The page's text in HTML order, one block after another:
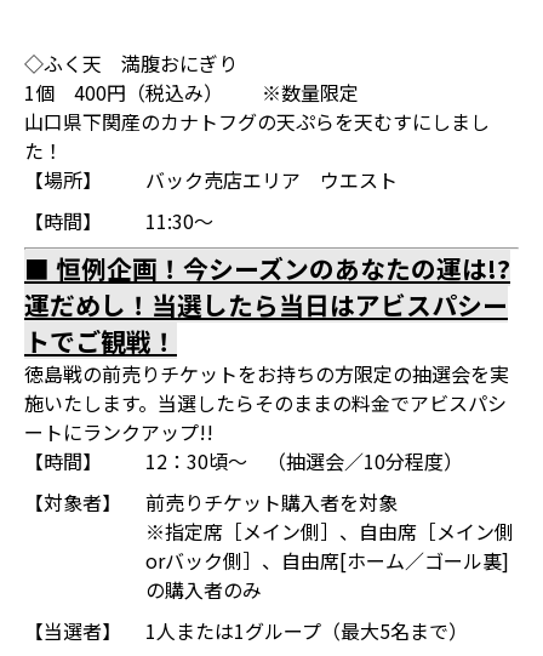
◇ふく天 満腹おにぎり
1個 400円（税込み） ※数量限定
山口県下関産のカナトフグの天ぷらを天むすにしまし
た！
【場所】
バック売店エリア ウエスト
【時間】
11:30～
■ 恒例企画！今シーズンのあなたの運は!?
運だめし！当選したら当日はアビスパシー
トでご観戦！
徳島戦の前売りチケットをお持ちの方限定の抽選会を実
施いたします。当選したらそのままの料金でアビスパシ
ートにランクアップ!!
【時間】
12：30頃～ （抽選会／10分程度）
【対象者】
前売りチケット購入者を対象
※指定席［メイン側］、自由席［メイン側
orバック側］、自由席[ホーム／ゴール裏]
の購入者のみ
【当選者】
1人または1グループ（最大5名まで）